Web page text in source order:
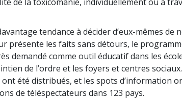
tendance à décider d’eux-mêmes de
présente les faits sans détours, le
demandé comme outil éducatif dans les
de l’ordre et les foyers et centres
été distribués, et les spots d’information
de téléspectateurs dans 123 pays.